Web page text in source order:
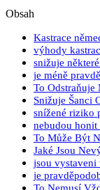
Obsah
Kastrace
výhody
snižuje
je méně
To Odstraňuje
Snižuje Šanci
snížené riziko
nebudou honit
To Může Být
Jaké Jsou
jsou vystaveni
je
To Nemusí